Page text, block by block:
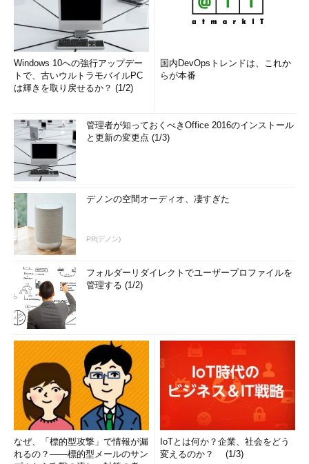
というルールがある。よって、アルファベットや記号など数字以
外の文字やこれよりも長い数字が入力されている場合は、不正な
入力が行われたとして処理する必要があるだろう。郵便番号に限
らず、それぞれのパラメータには入力値として許可する値が決ま
っているはずであるので、処理をする前によく考えてほしい。
誕生月（数字のみ、1～12のいずれか）
都道府県名（北海道、青森県……鹿児島県、沖縄県の
いずれか）
ユーザー名（半角英字のみ8文字以下）
もし不正な値が入力された場合、セキュリティ以前の問題とし
てアプリケーションが誤動作してしまうことにもなりかねない。
不正な値が入力されたら再入力を促すなどのエラー処理を行えば
よいだけなのだが、それさえも行っていないWebアプリケーショ
ンが非常に多く見受けられる。これらのことは基本中の基本であ
るので、確実に行ってほしい。
入力チェックの落とし穴
入力チェックは、サーバ側ですべてのパラメータについて毎回
必ず行う必要がある。なぜ同じような話がまた出てくるかという
と、入力チェックをしたつもりになっているだけで効果のない実
装をしているケースが多々あるからである。ここでのポイントは
3つある。
Windows 10への強行アップデー
トで、古いウルトラモバイルPC
は輝きを取り戻せるか？ (1/2)
国内DevOpsトレンドは、これか
らが本番
管理者が知っておくべきOffice 2016のインストール
と更新の変更点 (1/3)
デノンの空間オーディオ、凄すぎた
PR(デノン)
フォルダーリダイレクトでユーザープロファイルを
管理する (1/2)
なぜ、「標的型攻撃」で情報が漏
れるの？――標的型メールのサン
IoTとは何か？企業、社会をどう
変えるのか？ (1/3)